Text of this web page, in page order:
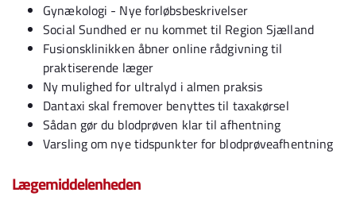
Gynækologi - Nye forløbsbeskrivelser
Social Sundhed er nu kommet til Region Sjælland
Fusionsklinikken åbner online rådgivning til
praktiserende læger
Ny mulighed for ultralyd i almen praksis
Dantaxi skal fremover benyttes til taxakørsel
Sådan gør du blodprøven klar til afhentning
Varsling om nye tidspunkter for blodprøveafhentning
Lægemiddelenheden